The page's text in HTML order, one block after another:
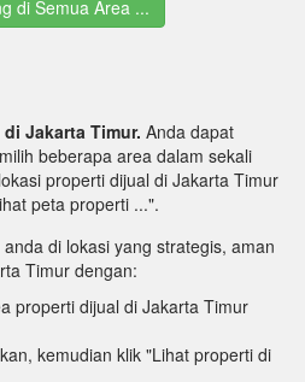
di Semua Area ...
Jakarta Timur. Anda dapat
beberapa area dalam sekali
properti dijual di Jakarta Timur
peta properti ...".
di lokasi yang strategis, aman
Timur dengan:
properti dijual di Jakarta Timur
kemudian klik "Lihat properti di